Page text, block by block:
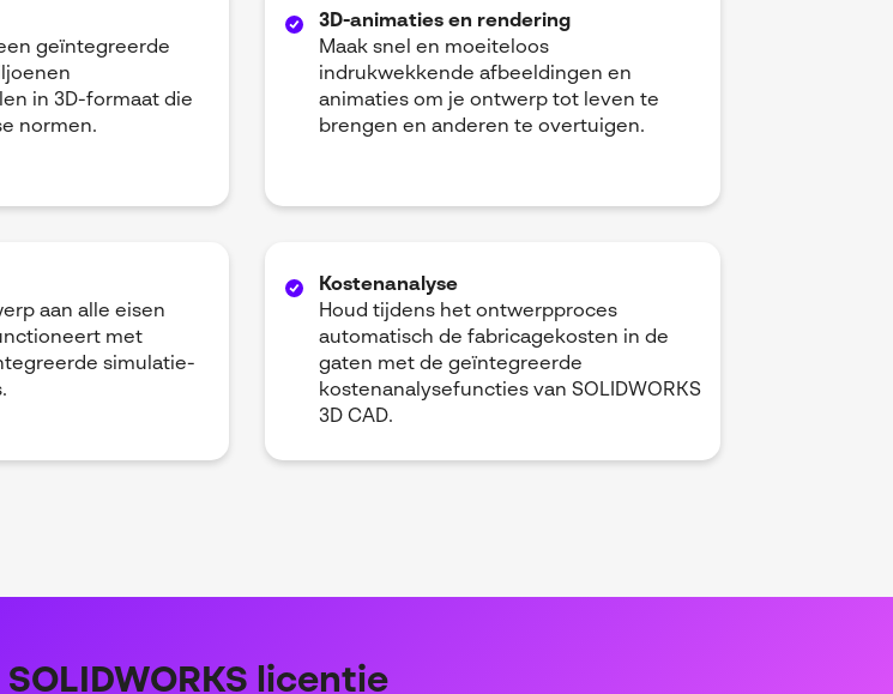
geïntegreerde
in 3D-formaat die
normen.
3D-animaties en rendering
Maak snel en moeiteloos
indrukwekkende afbeeldingen en
animaties om je ontwerp tot leven te
brengen en anderen te overtuigen.
aan alle eisen
met
simulatie-
Kostenanalyse
Houd tijdens het ontwerpproces
automatisch de fabricagekosten in de
gaten met de geïntegreerde
kostenanalysefuncties van SOLIDWORKS
3D CAD.
licentie